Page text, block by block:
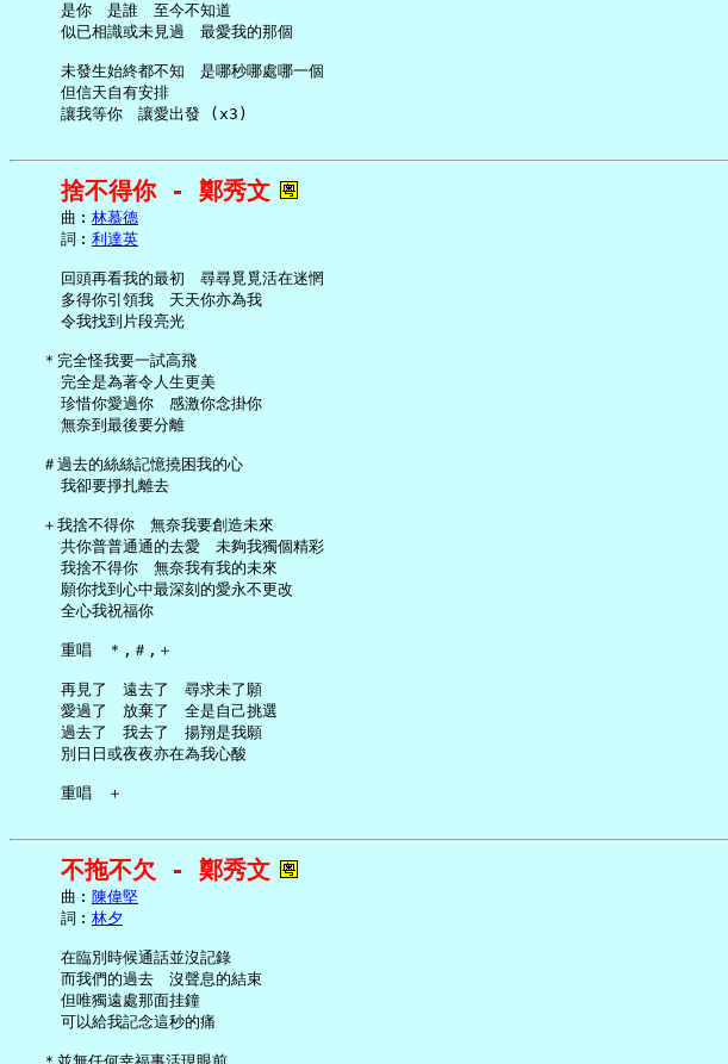
     是你　是誰　至今不知道
     似已相識或未見過　最愛我的那個
     未發生始終都不知　是哪秒哪處哪一個
     但信天自有安排
捨不得你 - 鄭秀文
     曲︰
林慕德
     詞︰
利達英
     回頭再看我的最初　尋尋覓覓活在迷惘
     多得你引領我　天天你亦為我
     令我找到片段亮光
   ＊完全怪我要一試高飛
     完全是為著令人生更美
     珍惜你愛過你　感激你念掛你
     無奈到最後要分離
   ＃過去的絲絲記憶撓困我的心
     我卻要掙扎離去
   ＋我捨不得你　無奈我要創造未來
     共你普普通通的去愛　未夠我獨個精彩
     我捨不得你　無奈我有我的未來
     願你找到心中最深刻的愛永不更改
     全心我祝福你
     重唱　＊,＃,＋
     再見了　遠去了　尋求未了願
     愛過了　放棄了　全是自己挑選
     過去了　我去了　揚翔是我願
     別日日或夜夜亦在為我心酸
不拖不欠 - 鄭秀文
     曲︰
陳偉堅
     詞︰
林夕
     在臨別時候通話並沒記錄
     而我們的過去　沒聲息的結束
     但唯獨遠處那面挂鐘
     可以給我記念這秒的痛